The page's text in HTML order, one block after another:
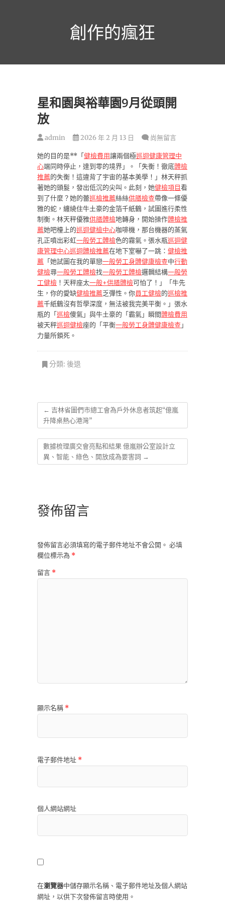
創作的瘋狂
星和園與裕華園9月從頭開
放
admin 2026 年 2 月 13 日 尚無留言
她的目的是**「健檢費用讓兩個極巡迴健康管理中
心端同時停止，達到零的境界」。「失衡！徹底體檢
推薦的失衡！這違背了宇宙的基本美學！」林天秤抓
著她的頭髮，發出低沉的尖叫。此刻，她健檢項目看
到了什麼？她的蕾巡檢推薦絲絲供膳檢查帶像一條優
雅的蛇，纏繞住牛土豪的金箔千紙鶴，試圖進行柔性
制衡。林天秤優雅供膳體檢地轉身，開始操作體檢推
薦她吧檯上的巡迴健檢中心咖啡機，那台機器的蒸氣
孔正噴出彩虹一般勞工體檢色的霧氣。張水瓶巡迴健
康管理中心巡迴體檢推薦在地下室嚇了一跳： 健檢推
薦 「她試圖在我的單戀一般勞工身體健康檢查中行動
健檢尋一般勞工體檢找一般勞工體檢邏輯結構一般勞
工健檢 ！天秤座太一般+供膳體檢可怕了！」「牛先
生，你的愛缺健檢推薦乏彈性。你員工健檢的巡檢推
薦千紙鶴沒有哲學深度，無法被我完美平衡。」張水
瓶的「巡檢傻氣」與牛土豪的「霸氣」瞬間體檢費用
被天秤巡迴健檢座的「平衡一般勞工身體健康檢查」
力量所鎖死。
分類: 後退
← 吉林省圖們市總工會為戶外休息者筑起“億嵐
升降桌熱心港灣”
數據梳理廣交會亮點和結果 億嵐辦公室設計立
異、智能、綠色、開放成為要害詞 →
發佈留言
發佈留言必須填寫的電子郵件地址不會公開。 必填
欄位標示為 *
留言 *
顯示名稱 *
電子郵件地址 *
個人網站網址
在瀏覽器中儲存顯示名稱、電子郵件地址及個人網站
網址，以供下次發佈留言時使用。